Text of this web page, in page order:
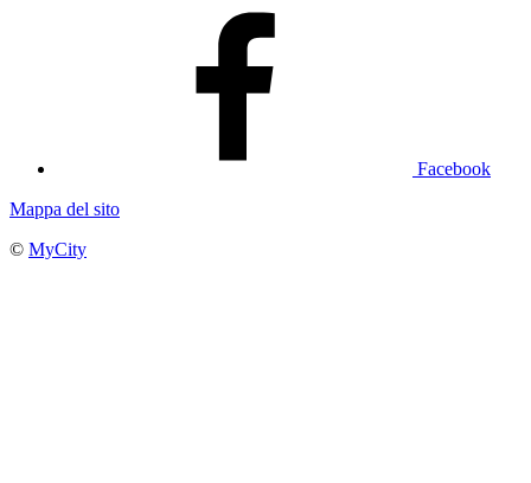
Facebook
Mappa del sito
© MyCity